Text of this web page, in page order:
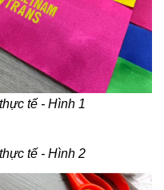
tế - Hình 1
tế - Hình 2